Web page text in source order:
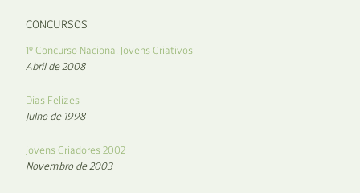
CONCURSOS
1º Concurso Nacional Jovens Criativos
Abril de 2008
Dias Felizes
Julho de 1998
Jovens Criadores 2002
Novembro de 2003